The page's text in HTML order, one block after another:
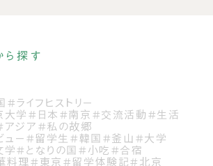
ら探す
＃ライフヒストリー
大学＃日本＃南京＃交流活動＃生活
アジア＃私の故郷
ュー＃留学生 ＃韓国＃釜山＃大学
学＃となりの国＃小吃＃合宿
料理＃東京＃留学体験記＃北京